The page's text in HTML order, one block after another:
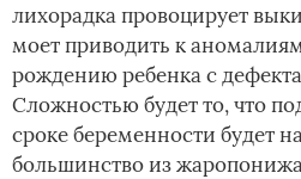
лихорадка провоцирует
моет приводить к
рождению ребенка с
Сложностью будет­ то, что
сроке беременности будет
большинство из